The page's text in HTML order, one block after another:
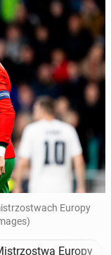
Europy
Europy